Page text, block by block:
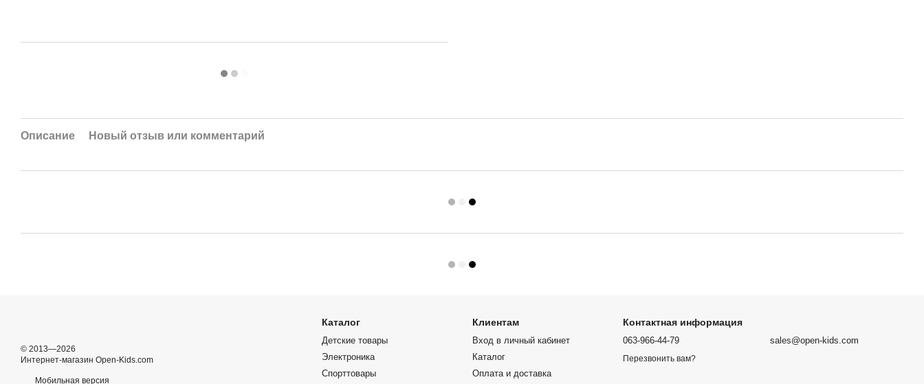
Описание Новый отзыв или комментарий
© 2013—2026
Интернет-магазин Open-Kids.com
Мобильная версия
Каталог
Детские товары
Электроника
Спорттовары
Клиентам
Вход в личный кабинет
Каталог
Оплата и доставка
Контактная информация
063-966-44-79
Перезвонить вам?
sales@open-kids.com